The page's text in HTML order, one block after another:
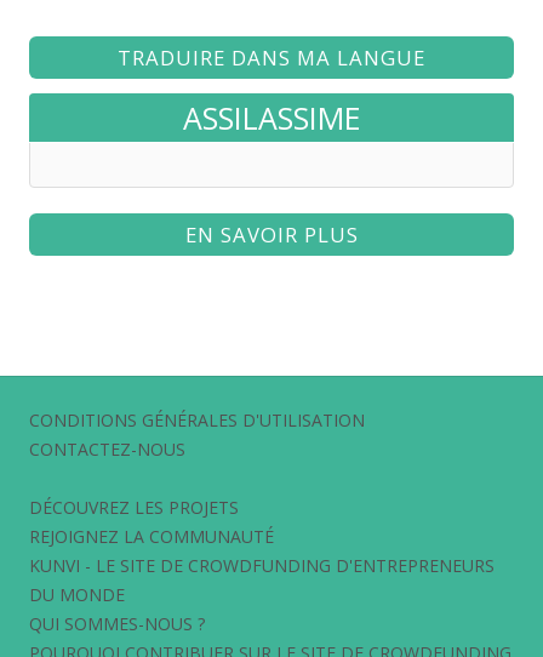
TRADUIRE DANS MA LANGUE
ASSILASSIME
EN SAVOIR PLUS
CONDITIONS GÉNÉRALES D'UTILISATION
CONTACTEZ-NOUS
DÉCOUVREZ LES PROJETS
REJOIGNEZ LA COMMUNAUTÉ
KUNVI - LE SITE DE CROWDFUNDING D'ENTREPRENEURS
DU MONDE
QUI SOMMES-NOUS ?